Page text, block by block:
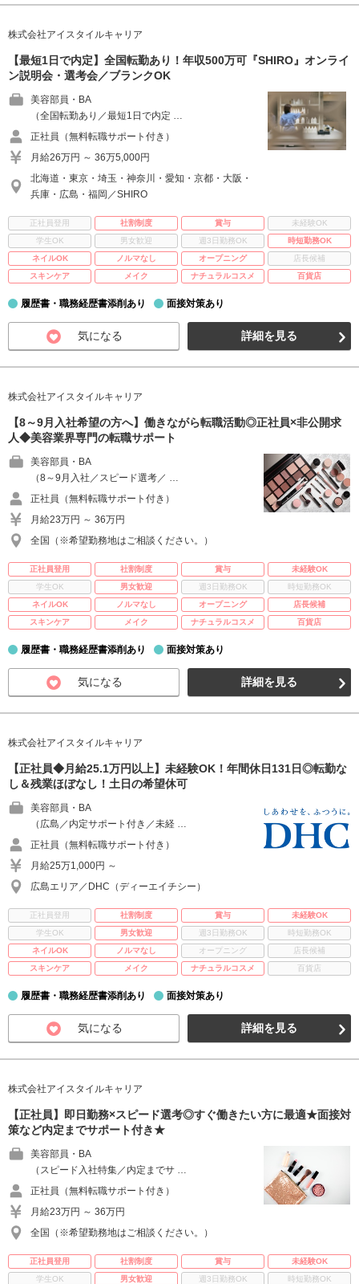
株式会社アイスタイルキャリア
【最短1日で内定】全国転勤あり！年収500万可『SHIRO』オンライ
ン説明会・選考会／ブランクOK
美容部員・BA
（全国転勤あり／最短1日で内定 …
正社員（無料転職サポート付き）
月給26万円 ～ 36万5,000円
北海道・東京・埼玉・神奈川・愛知・京都・大阪・
兵庫・広島・福岡／SHIRO
正社員登用 社割制度 賞与
未経験OK
学生OK
男女歓迎 週3日勤務OK
時短勤務OK
ネイルOK
ノルマなし オープニング
店長候補
スキンケア
メイク ナチュラルコスメ 百貨店
履歴書・職務経歴書添削あり 面接対策あり
気になる 詳細を見る
株式会社アイスタイルキャリア
【8～9月入社希望の方へ】働きながら転職活動◎正社員×非公開求
人◆美容業界専門の転職サポート
美容部員・BA
（8～9月入社／スピード選考／ …
正社員（無料転職サポート付き）
月給23万円 ～ 36万円
全国（※希望勤務地はご相談ください。）
正社員登用 社割制度 賞与
未経験OK
学生OK
男女歓迎 週3日勤務OK
時短勤務OK
ネイルOK
ノルマなし オープニング
店長候補
スキンケア
メイク ナチュラルコスメ 百貨店
履歴書・職務経歴書添削あり 面接対策あり
気になる 詳細を見る
株式会社アイスタイルキャリア
【正社員◆月給25.1万円以上】未経験OK！年間休日131日◎転勤な
し＆残業ほぼなし！土日の希望休可
美容部員・BA
（広島／内定サポート付き／未経 …
正社員（無料転職サポート付き）
月給25万1,000円 ～
広島エリア／DHC（ディーエイチシー）
正社員登用 社割制度 賞与
未経験OK
学生OK
男女歓迎 週3日勤務OK
時短勤務OK
ネイルOK
ノルマなし オープニング
店長候補
スキンケア
メイク ナチュラルコスメ 百貨店
履歴書・職務経歴書添削あり 面接対策あり
気になる 詳細を見る
株式会社アイスタイルキャリア
【正社員】即日勤務×スピード選考◎すぐ働きたい方に最適★面接対
策など内定までサポート付き★
美容部員・BA
（スピード入社特集／内定までサ …
正社員（無料転職サポート付き）
月給23万円 ～ 36万円
全国（※希望勤務地はご相談ください。）
正社員登用 社割制度 賞与
未経験OK
学生OK
男女歓迎 週3日勤務OK
時短勤務OK